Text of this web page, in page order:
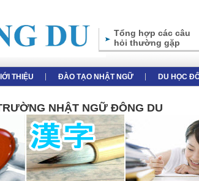
Tổng hợp các câu
hỏi thường gặp
THIỆU ĐÀO TẠO NHẬT NGỮ DU HỌC
NHẬT NGỮ ĐÔNG DU